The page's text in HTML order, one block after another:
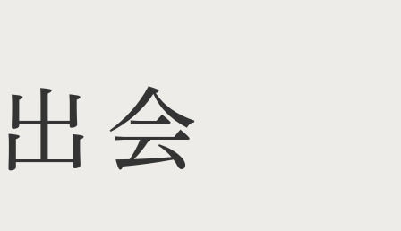
出会